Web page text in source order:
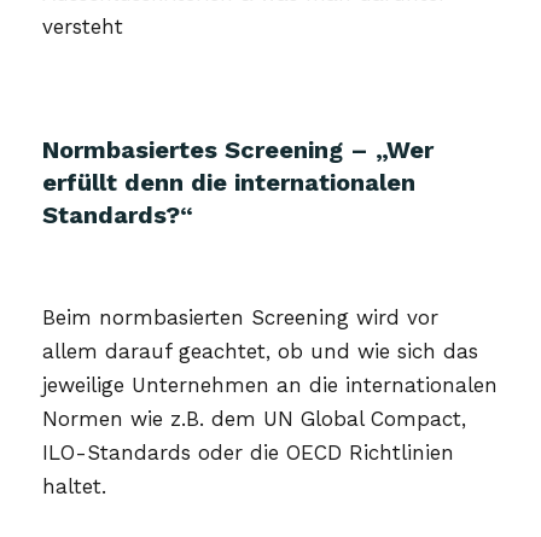
versteht
Normbasiertes Screening – „Wer
erfüllt denn die internationalen
Standards?“
Beim normbasierten Screening wird vor
allem darauf geachtet, ob und wie sich das
jeweilige Unternehmen an die internationalen
Normen wie z.B. dem UN Global Compact,
ILO-Standards oder die OECD Richtlinien
haltet.